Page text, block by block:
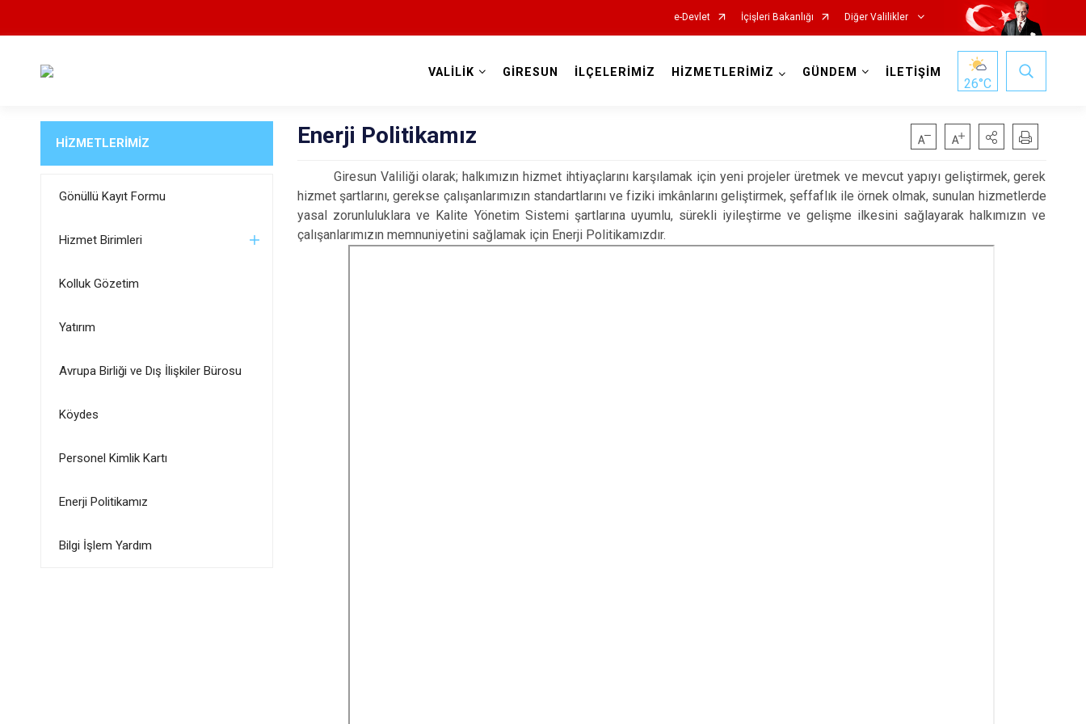
e-Devlet İçişleri Bakanlığı Diğer Valilikler
VALİLİK GİRESUN İLÇELERİMİZ HİZMETLERİMİZ GÜNDEM İLETİŞİM
26°C
HİZMETLERİMİZ
Gönüllü Kayıt Formu
Hizmet Birimleri
Kolluk Gözetim
Yatırım
Avrupa Birliği ve Dış İlişkiler Bürosu
Köydes
Personel Kimlik Kartı
Enerji Politikamız
Bilgi İşlem Yardım
Enerji Politikamız
Giresun Valiliği olarak; halkımızın hizmet ihtiyaçlarını karşılamak için yeni projeler üretmek ve mevcut yapıyı geliştirmek, gerek
hizmet şartlarını, gerekse çalışanlarımızın standartlarını ve fiziki imkânlarını geliştirmek, şeffaflık ile örnek olmak, sunulan hizmetlerde
yasal zorunluluklara ve Kalite Yönetim Sistemi şartlarına uyumlu, sürekli iyileştirme ve gelişme ilkesini sağlayarak halkımızın ve
çalışanlarımızın memnuniyetini sağlamak için Enerji Politikamızdır.